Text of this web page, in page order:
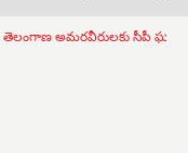
తెలంగాణ అమరవీరులకు సీపీ ఘన